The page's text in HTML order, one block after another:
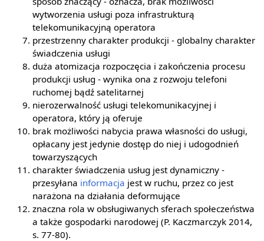
wytworzenia usługi poza infrastrukturą
telekomunikacyjną operatora
przestrzenny charakter produkcji - globalny charakter
świadczenia usługi
duża atomizacja rozpoczęcia i zakończenia procesu
produkcji usług - wynika ona z rozwoju telefoni
ruchomej bądź satelitarnej
nierozerwalność usługi telekomunikacyjnej i
operatora, który ją oferuje
brak możliwości nabycia prawa własności do usługi,
opłacany jest jedynie dostęp do niej i udogodnień
towarzyszących
charakter świadczenia usług jest dynamiczny -
przesyłana informacja jest w ruchu, przez co jest
narażona na działania deformujące
znaczna rola w obsługiwanych sferach społeczeństwa
a także gospodarki narodowej (P. Kaczmarczyk 2014,
s. 77-80).